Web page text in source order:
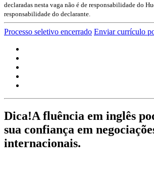
declaradas nesta vaga não é de responsabilidade do
responsabilidade do declarante.
Processo seletivo encerrado Enviar currículo
Dica!A fluência em inglês
sua confiança em
internacionais.